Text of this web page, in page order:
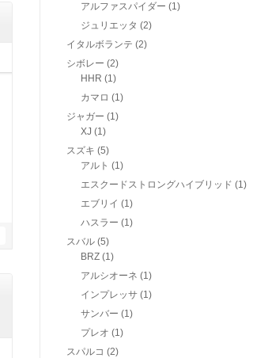
アルファスパイダー (1)
ジュリエッタ (2)
イタルボランテ (2)
シボレー (2)
HHR (1)
カマロ (1)
ジャガー (1)
XJ (1)
スズキ (5)
アルト (1)
エスクードストロングハイブリッド (1)
エブリイ (1)
ハスラー (1)
スバル (5)
BRZ (1)
アルシオーネ (1)
インプレッサ (1)
サンバー (1)
プレオ (1)
スパルコ (2)